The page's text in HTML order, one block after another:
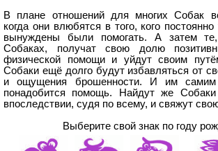
В плане отношений для многих Собак
когда они влюбятся в того, кого
вынуждены были помогать. А затем
Собаках, получат свою долю
физической помощи и уйдут своим
Собаки ещё долго будут избавляться от
и ощущения брошенности. И им самим
понадобится помощь. Найдут же
впоследствии, судя по всему, и свяжут
Выберите свой знак по году